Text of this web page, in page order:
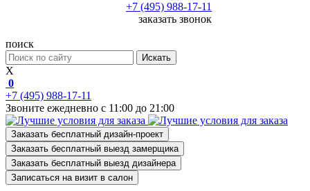
+7 (495) 988-17-11
заказать звонок
поиск
Искать
X
0
+7 (495) 988-17-11
Звоните ежедневно с 11:00 до 21:00
Заказать бесплатный дизайн-проект
Заказать бесплатный выезд замерщика
Заказать бесплатный выезд дизайнера
Записаться на визит в салон